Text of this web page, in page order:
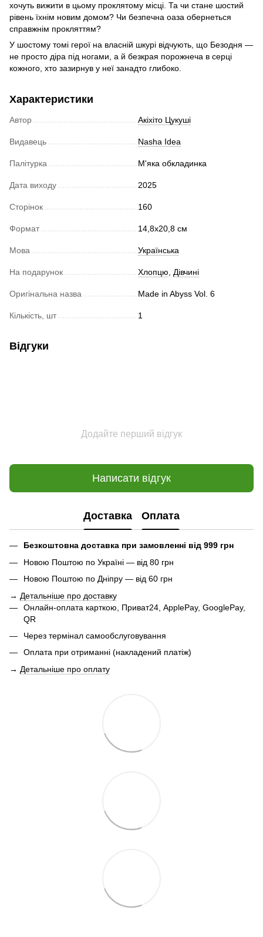
хочуть вижити в цьому проклятому місці. Та чи стане шостий
рівень їхнім новим домом? Чи безпечна оаза обернеться
справжнім прокляттям?
У шостому томі герої на власній шкурі відчують, що Безодня —
не просто діра під ногами, а й безкрая порожнеча в серці
кожного, хто зазирнув у неї занадто глибоко.
Характеристики
Автор Акіхіто Цукуші
Видавець Nasha Idea
Палітурка М'яка обкладинка
Дата виходу 2025
Сторінок 160
Формат 14,8x20,8 cм
Мова Українська
На подарунок Хлопцю, Дівчині
Оригінальна назва Made in Abyss Vol. 6
Кількість, шт 1
Відгуки
Додайте перший відгук
Написати відгук
Доставка Оплата
Безкоштовна доставка при замовленні від 999 грн
Новою Поштою по Україні — від 80 грн
Новою Поштою по Дніпру — від 60 грн
→ Детальніше про доставку
Онлайн-оплата карткою, Приват24, ApplePay, GooglePay,
QR
Через термінал самообслуговування
Оплата при отриманні (накладений платіж)
→ Детальніше про оплату